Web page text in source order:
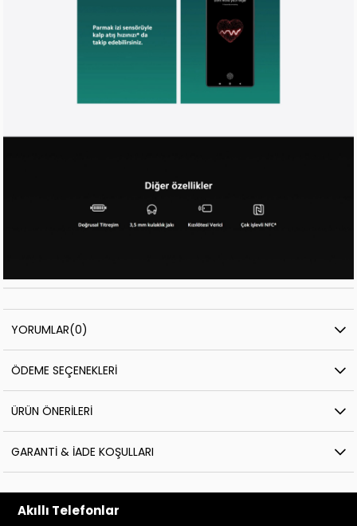
YORUMLAR(0)
ÖDEME SEÇENEKLERI
ÜRÜN ÖNERILERI
GARANTI & İADE KOŞULLARI
Akıllı Telefonlar